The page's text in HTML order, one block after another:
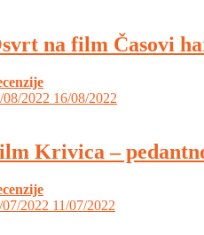
na film Časovi
08/2022 16/08/2022
Krivica –
07/2022 11/07/2022